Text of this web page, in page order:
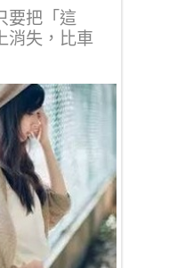
要把「這
消失，比車